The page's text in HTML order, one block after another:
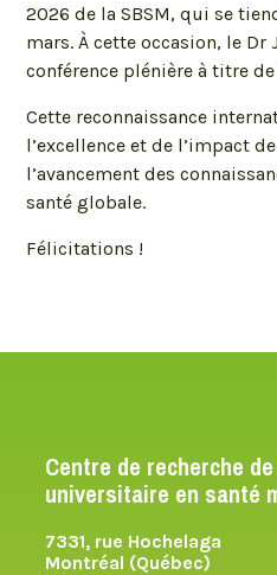
2026 de la SBSM, qui se
mars. À cette occasion, le Dr
conférence plénière à titre
Cette reconnaissance
l’excellence et de l’impact
l’avancement des
santé globale.
Félicitations !
Centre de recherche
universitaire en santé
7331, rue Hochelaga
Montréal (Québec)